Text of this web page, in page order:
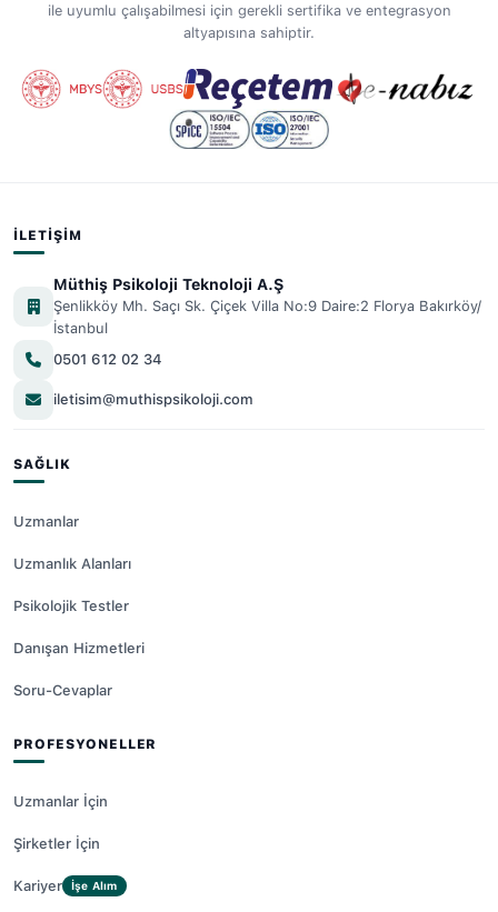
ile uyumlu çalışabilmesi için gerekli sertifika ve entegrasyon
altyapısına sahiptir.
İLETIŞIM
Müthiş Psikoloji Teknoloji A.Ş
Şenlikköy Mh. Saçı Sk. Çiçek Villa No:9 Daire:2 Florya Bakırköy/
İstanbul
0501 612 02 34
iletisim@muthispsikoloji.com
SAĞLIK
Uzmanlar
Uzmanlık Alanları
Psikolojik Testler
Danışan Hizmetleri
Soru-Cevaplar
PROFESYONELLER
Uzmanlar İçin
Şirketler İçin
Kariyer İşe Alım